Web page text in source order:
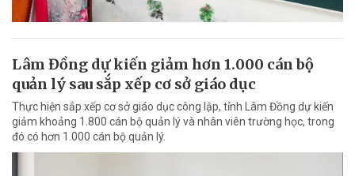
Lâm Đồng dự kiến giảm hơn 1.000 cán bộ
quản lý sau sắp xếp cơ sở giáo dục
Thực hiện sắp xếp cơ sở giáo dục công lập, tỉnh Lâm Đồng dự kiến
giảm khoảng 1.800 cán bộ quản lý và nhân viên trường học, trong
đó có hơn 1.000 cán bộ quản lý.